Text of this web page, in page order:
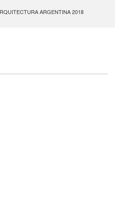
ARGENTINA 2018